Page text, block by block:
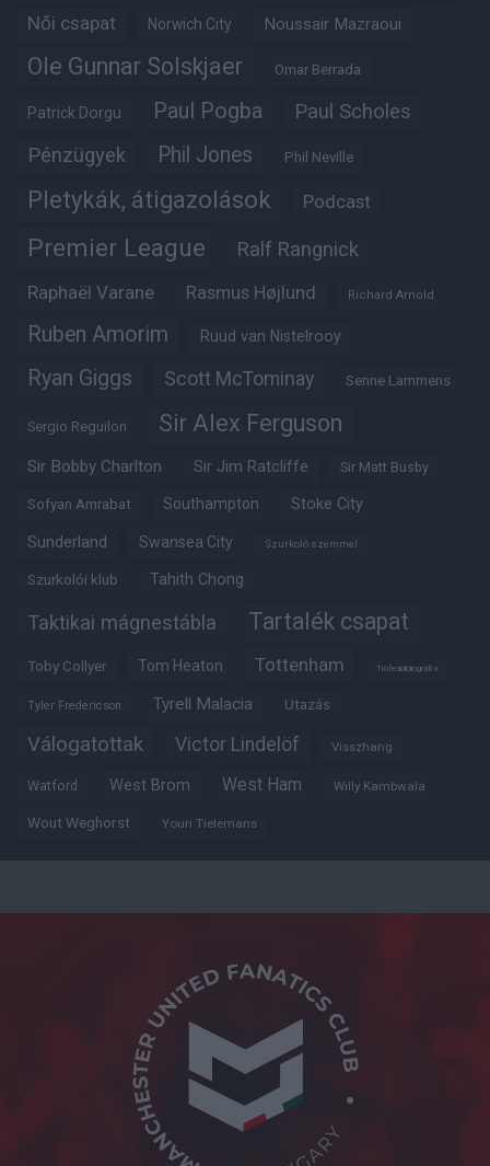
Női csapat Norwich City Noussair Mazraoui
Ole Gunnar Solskjaer Omar Berrada
Patrick Dorgu Paul Pogba Paul Scholes
Pénzügyek Phil Jones Phil Neville
Pletykák, átigazolások Podcast
Premier League Ralf Rangnick
Raphaël Varane Rasmus Højlund Richard Arnold
Ruben Amorim Ruud van Nistelrooy
Ryan Giggs Scott McTominay Senne Lammens
Sergio Reguilon Sir Alex Ferguson
Sir Bobby Charlton Sir Jim Ratcliffe Sir Matt Busby
Sofyan Amrabat Southampton Stoke City
Sunderland Swansea City Szurkoló szemmel
Szurkolói klub Tahith Chong
Taktikai mágnestábla Tartalék csapat
Toby Collyer Tom Heaton Tottenham Trófeabibliográfia
Tyler Fredericson Tyrell Malacia Utazás
Válogatottak Victor Lindelöf Visszhang
Watford West Brom West Ham Willy Kambwala
Wout Weghorst Youri Tielemans